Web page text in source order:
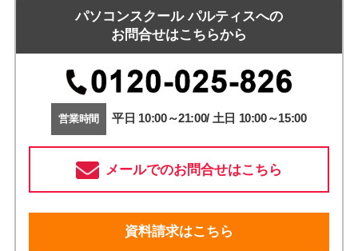
パソコンスクール パルティスへの
お問合せはこちらから
営業時間 平日 10:00～21:00/ 土日 10:00～15:00
メールでのお問合せはこちら
資料請求はこちら